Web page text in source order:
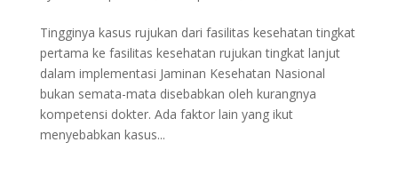
Tingginya kasus rujukan dari fasilitas kesehatan tingkat
pertama ke fasilitas kesehatan rujukan tingkat lanjut
dalam implementasi Jaminan Kesehatan Nasional
bukan semata-mata disebabkan oleh kurangnya
kompetensi dokter. Ada faktor lain yang ikut
menyebabkan kasus...